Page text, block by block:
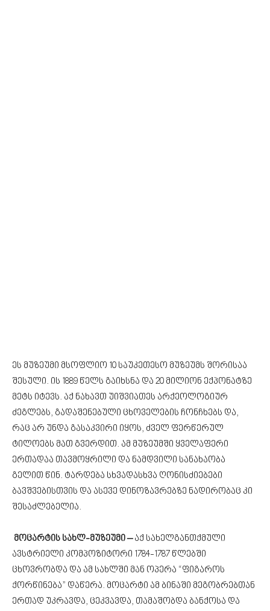
ეს მუზეუმი მსოფლიო 10 საუკეთესო მუზეუმს შორისაა
შესული. ის 1889 წელს გაიხსნა და 20 მილიონ ექპონატზე
მეტს იტევს. აქ ნახავთ უიშვიათეს არქეოლოგიურ
ძეგლებს, გადაშენებული ცხოველების ჩონჩხებს და,
რაც არ უნდა გასაკვირი იყოს, ძველ ფერწერულ
ტილოებს მათ გვერდით. ამ მუზეუმში ყველაფერი
ერთადაა თავმოყრილი და ნამდვილი სანახაობა
გელით წინ. ტარდება სხვადასხვა ღონისძიებები
ბავშვებისთვის და ასევე დინოზავრებზე ნადირობაც კი
შესაძლებელია.
მოცარტის სახლ-მუზეუმი –აქ სახელგანთქმული
ავსტრიელი კომპოზიტორი 1784-1787 წლებში
ცხოვრობდა და ამ სახლში მან ოპერა “ფიგაროს
ქორწინება” დაწერა. მოცარტი ამ ბინაში მეგობრებთან
ერთად უკრავდა, ცეკვავდა, თამაშობდა ბანქოსა და